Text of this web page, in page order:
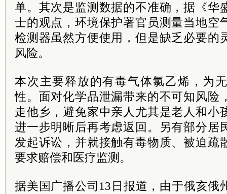
单。其次是监测数据的不准确，据《华
士的观点，环境保护署官员测量当地空
检测器虽然方便使用，但是缺乏必要的
风险。
本次主要释放的有毒气体氯乙烯，为
性。面对化学品泄漏带来的不可知风险
走他乡，避免家中亲人尤其是老人和小
进一步明晰后再考虑返回。另有部分居
发起诉讼，并就接触有毒物质、被迫疏
要求赔偿和医疗监测。
据美国广播公司13日报道，由于俄亥俄